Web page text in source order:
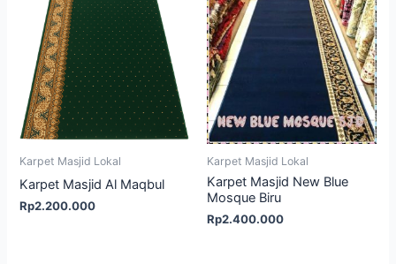
Karpet Masjid Lokal
Karpet Masjid Al Maqbul
Rp2.200.000
Karpet Masjid Lokal
Karpet Masjid New Blue
Mosque Biru
Rp2.400.000